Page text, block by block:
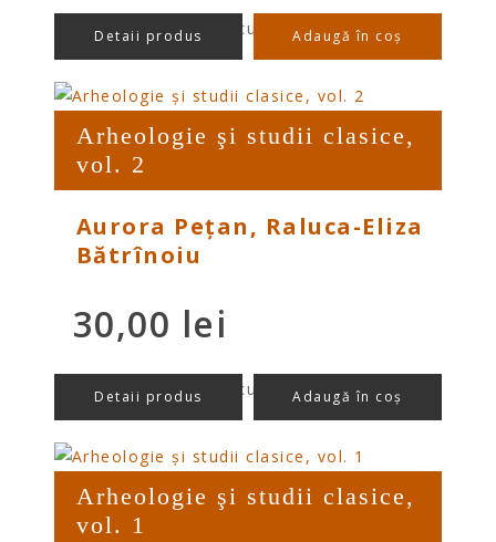
preț/buc cu TVA
Detaii produs Adaugă în coș
Arheologie şi studii clasice,
vol. 2
Aurora Pețan, Raluca-Eliza
Bătrînoiu
30,00 lei
preț/buc cu TVA
Detaii produs Adaugă în coș
Arheologie şi studii clasice,
vol. 1